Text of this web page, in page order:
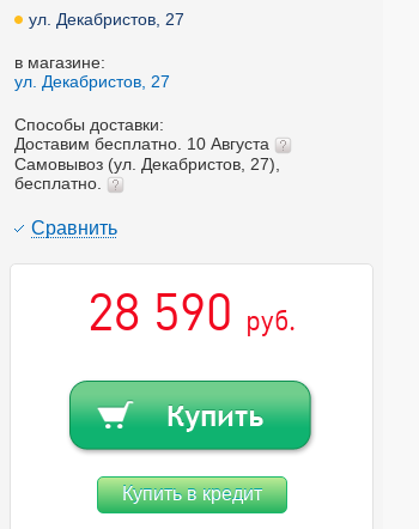
ул. Декабристов, 27
в магазине:
ул. Декабристов, 27
Способы доставки:
Доставим бесплатно. 10 Августа
Самовывоз (ул. Декабристов, 27),
бесплатно.
Cравнить
28 590 руб.
Купить в кредит